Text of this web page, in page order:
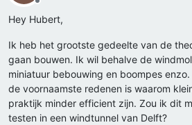
Offline
Hey Hubert,
Ik heb het grootste gedeelte van de
gaan bouwen. Ik wil behalve de
miniatuur bebouwing en boompes
de voornaamste redenen is waarom
praktijk minder efficient zijn. Zou ik dit
testen in een windtunnel van Delft?